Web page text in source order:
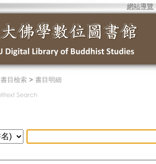
網站導覽
書目檢索 > 書目明細